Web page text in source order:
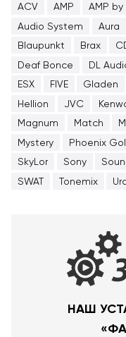
ACV
AMP AMP by
Audio System
Aura
Blaupunkt
Brax
Deaf Bonce
DL
ESX
FIVE Gladen
Hellion
JVC
Magnum
Match
Mystery
Phoenix
SkyLor
Sony
SWAT
Tonemix
НАШ